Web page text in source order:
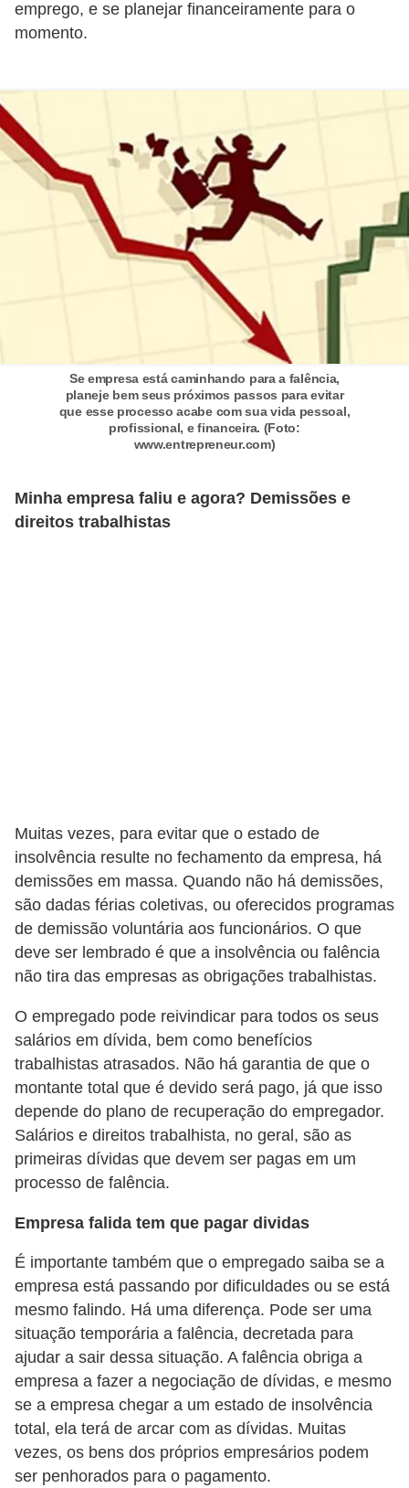
emprego, e se planejar financeiramente para o
momento.
Se empresa está caminhando para a falência,
planeje bem seus próximos passos para evitar
que esse processo acabe com sua vida pessoal,
profissional, e financeira. (Foto:
www.entrepreneur.com)
Minha empresa faliu e agora? Demissões e
direitos trabalhistas
Muitas vezes, para evitar que o estado de
insolvência resulte no fechamento da empresa, há
demissões em massa. Quando não há demissões,
são dadas férias coletivas, ou oferecidos programas
de demissão voluntária aos funcionários. O que
deve ser lembrado é que a insolvência ou falência
não tira das empresas as obrigações trabalhistas.
O empregado pode reivindicar para todos os seus
salários em dívida, bem como benefícios
trabalhistas atrasados. Não há garantia de que o
montante total que é devido será pago, já que isso
depende do plano de recuperação do empregador.
Salários e direitos trabalhista, no geral, são as
primeiras dívidas que devem ser pagas em um
processo de falência.
Empresa falida tem que pagar dividas
É importante também que o empregado saiba se a
empresa está passando por dificuldades ou se está
mesmo falindo. Há uma diferença. Pode ser uma
situação temporária a falência, decretada para
ajudar a sair dessa situação. A falência obriga a
empresa a fazer a negociação de dívidas, e mesmo
se a empresa chegar a um estado de insolvência
total, ela terá de arcar com as dívidas. Muitas
vezes, os bens dos próprios empresários podem
ser penhorados para o pagamento.
E
!
G
S
L
a
E
M
o
t
i
a
ç
ã
n
o
t
a
b
a
l
h
o
P
o